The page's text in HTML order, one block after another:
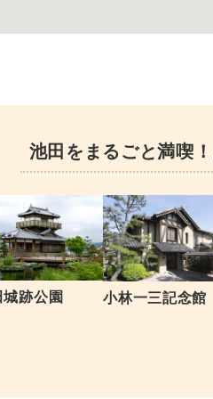
池田をまるごと満喫！
城跡公園 小林一三記念館